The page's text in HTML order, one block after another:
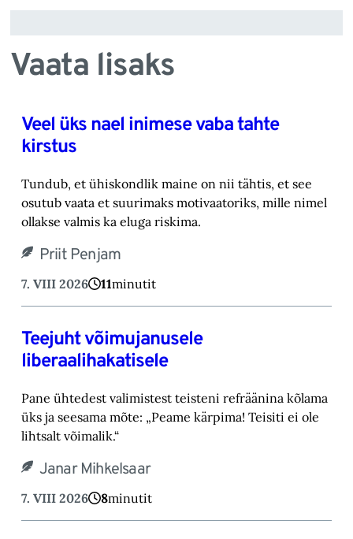
Vaata lisaks
Veel üks nael inimese vaba tahte
kirstus
Tundub, et ühiskondlik maine on nii tähtis, et see
osutub vaata et suurimaks motivaatoriks, ‎mille nimel
ollakse valmis ka eluga riskima.‎
Priit Penjam
7. VIII 2026 11minutit
Teejuht võimujanusele
liberaalihakatisele
Pane ühtedest valimistest teisteni refräänina kõlama
üks ja seesama mõte: „Peame kärpima! ‎Teisiti ei ole
lihtsalt võimalik.“‎
Janar Mihkelsaar
7. VIII 2026 8minutit